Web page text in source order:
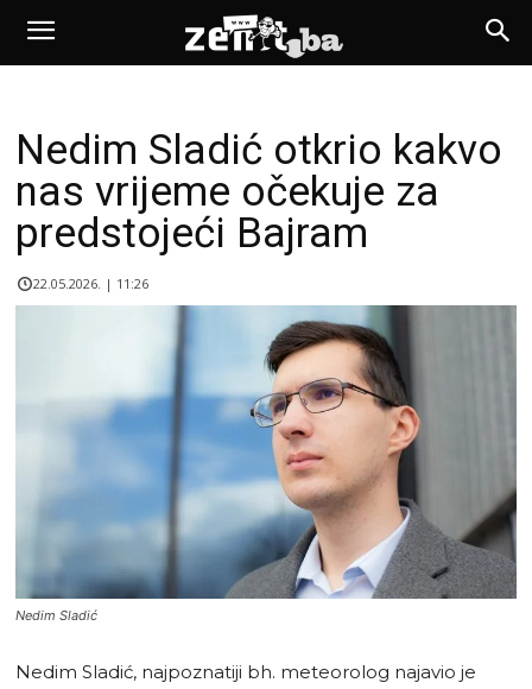
Nedim Sladić otkrio kakvo
nas vrijeme očekuje za
predstojeći Bajram
22.05.2026. | 11:26
Nedim Sladić
Nedim Sladić, najpoznatiji bh. meteorolog najavio je